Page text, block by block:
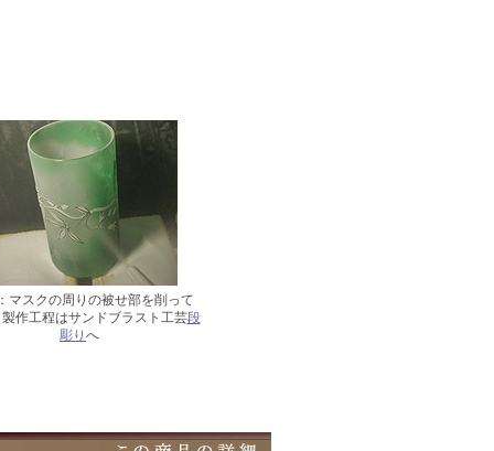
マスクの周りの被せ部を削って
製作工程はサンドブラスト工芸段
彫り へ